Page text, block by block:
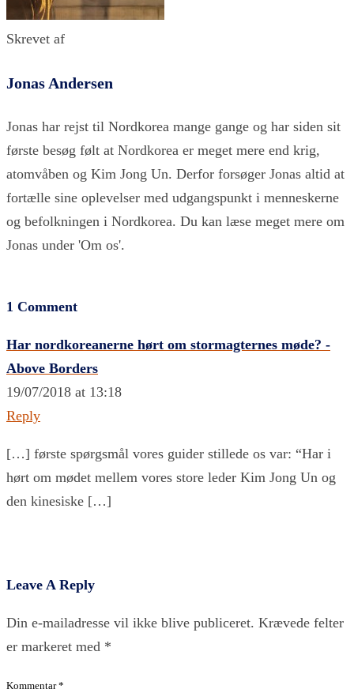
Skrevet af
Jonas Andersen
Jonas har rejst til Nordkorea mange gange og har siden sit
første besøg følt at Nordkorea er meget mere end krig,
atomvåben og Kim Jong Un. Derfor forsøger Jonas altid at
fortælle sine oplevelser med udgangspunkt i menneskerne
og befolkningen i Nordkorea. Du kan læse meget mere om
Jonas under 'Om os'.
1 Comment
Har nordkoreanerne hørt om stormagternes møde? -
Above Borders
19/07/2018 at 13:18
Reply
[…] første spørgsmål vores guider stillede os var: “Har i
hørt om mødet mellem vores store leder Kim Jong Un og
den kinesiske […]
Leave A Reply
Din e-mailadresse vil ikke blive publiceret. Krævede felter
er markeret med *
Kommentar*